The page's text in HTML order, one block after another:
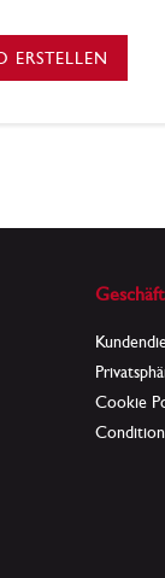
ERSTELLEN
Cookie